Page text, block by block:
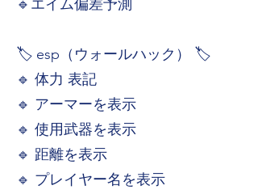
🔹 エイム偏差予測
🏷️ esp（ウォールハック） 🏷️
🔹 体力 表記
🔹 アーマーを表示
🔹 使用武器を表示
🔹 距離を表示
🔹 プレイヤー名を表示